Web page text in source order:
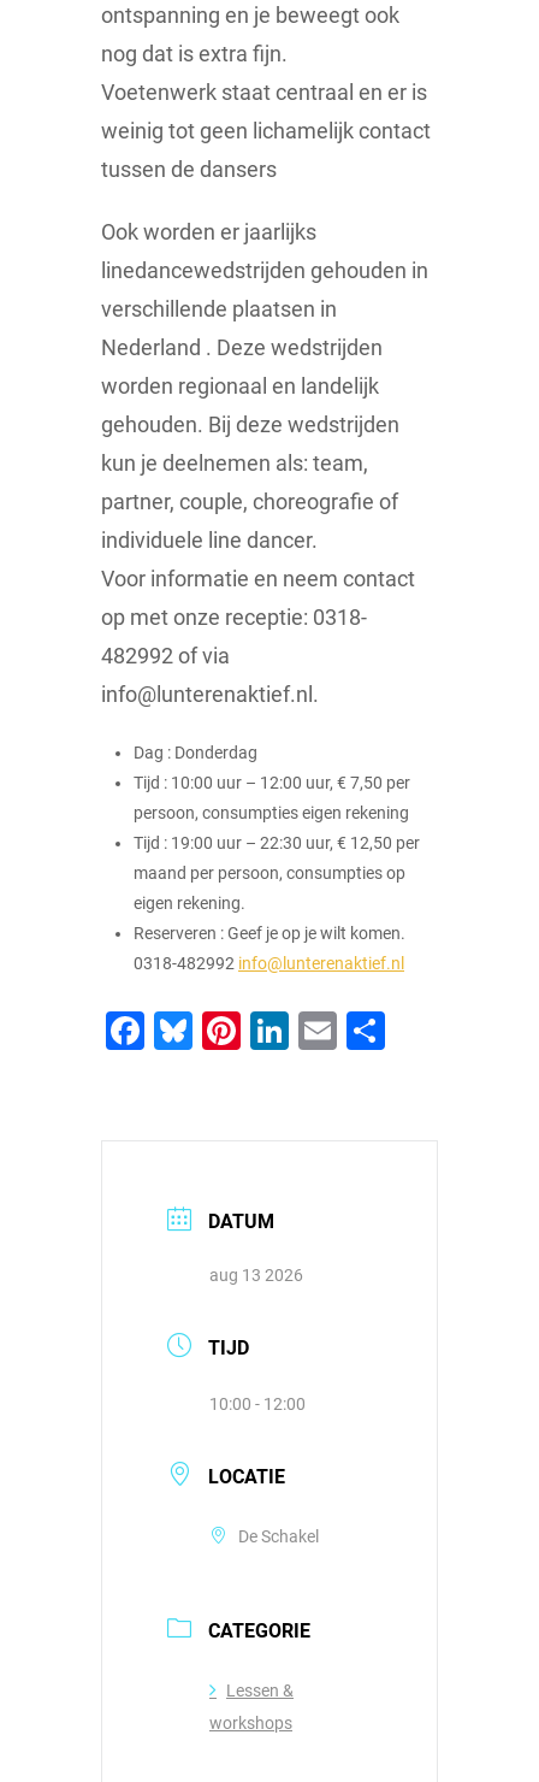
ontspanning en je beweegt ook
nog dat is extra fijn.
Voetenwerk staat centraal en er is
weinig tot geen lichamelijk contact
tussen de dansers
Ook worden er jaarlijks
linedancewedstrijden gehouden in
verschillende plaatsen in
Nederland . Deze wedstrijden
worden regionaal en landelijk
gehouden. Bij deze wedstrijden
kun je deelnemen als: team,
partner, couple, choreografie of
individuele line dancer.
Voor informatie en neem contact
op met onze receptie: 0318-
482992 of via
info@lunterenaktief.nl.
Dag : Donderdag
Tijd : 10:00 uur – 12:00 uur, € 7,50 per
persoon, consumpties eigen rekening
Tijd : 19:00 uur – 22:30 uur, € 12,50 per
maand per persoon, consumpties op
eigen rekening.
Reserveren : Geef je op je wilt komen.
0318-482992 info@lunterenaktief.nl
Facebook
Bluesky
Pinterest
LinkedIn
Email
DATUM
aug 13 2026
TIJD
10:00 - 12:00
LOCATIE
De Schakel
CATEGORIE
Lessen &
workshops